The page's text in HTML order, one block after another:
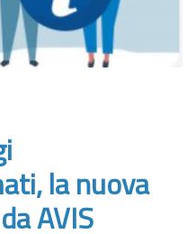
la nuova
AVIS